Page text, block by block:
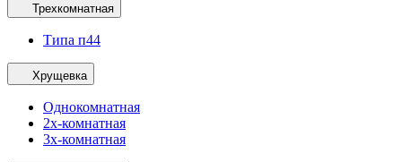
Трехкомнатная
Типа п44
Хрущевка
Однокомнатная
2х-комнатная
3х-комнатная